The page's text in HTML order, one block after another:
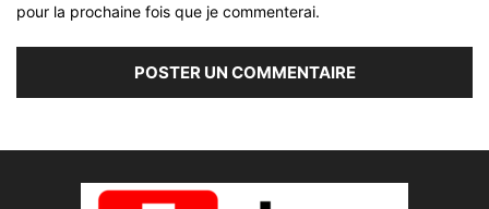
pour la prochaine fois que je commenterai.